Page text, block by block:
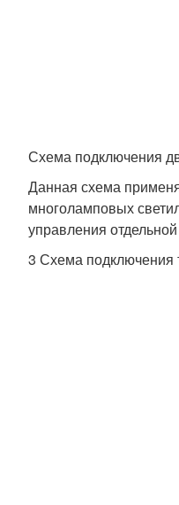
Схема подключения
Данная схема
многоламповых
управления
3 Схема подключения